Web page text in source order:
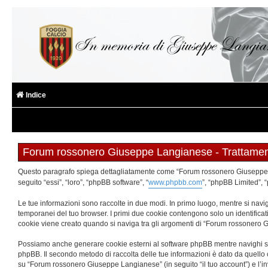
Indice
Forum rossonero Giuseppe Langianese -
Questo paragrafo spiega dettagliatamente come “Forum rossonero
seguito “essi”, “loro”, “phpBB software”, “www.phpbb.com”, “phpBB
Le tue informazioni sono raccolte in due modi. In primo luogo, mentre si
temporanei del tuo browser. I primi due cookie contengono solo un
cookie viene creato quando si naviga tra gli argomenti di “Forum
Possiamo anche generare cookie esterni al software phpBB mentre
phpBB. Il secondo metodo di raccolta delle tue informazioni è dato da
su “Forum rossonero Giuseppe Langianese” (in seguito “il tuo account”) e